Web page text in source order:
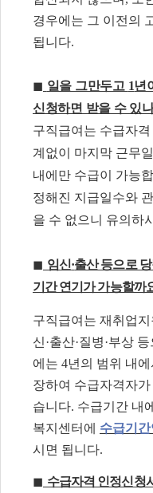
경우에는 그 이전의
됩니다.
◼ 일을 그만두고 1년
신청하면 받을 수 있
구직급여는 수급자
계없이 마지막 근무
내에만 수급이 가능
정해진 지급일수와
을 수 없으니 유의하
◼ 임신·출산 등으로
기간 연기가 가능할까
구직급여는 재취업
신·출산·질병·부상
에는 4년의 범위 내
장하여 수급자격자
습니다. 수급기간 내
복지센터에 수급기
시면 됩니다.
◼ 수급자격 인정신청